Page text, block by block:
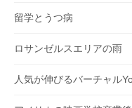
留学とうつ病
ロサンゼルスエリアの雨
人気が伸びるバーチャル